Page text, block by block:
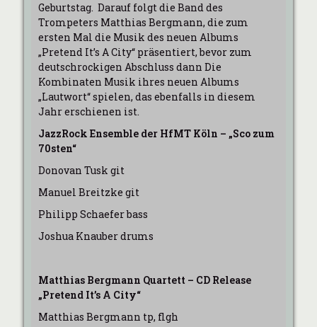
Geburtstag. Darauf folgt die Band des
Trompeters Matthias Bergmann, die zum
ersten Mal die Musik des neuen Albums
„Pretend It’s A City“ präsentiert, bevor zum
deutschrockigen Abschluss dann Die
Kombinaten Musik ihres neuen Albums
„Lautwort“ spielen, das ebenfalls in diesem
Jahr erschienen ist.
JazzRock Ensemble der HfMT Köln – „Sco zum
70sten“
Donovan Tusk git
Manuel Breitzke git
Philipp Schaefer bass
Joshua Knauber drums
Matthias Bergmann Quartett – CD Release
„Pretend It’s A City“
Matthias Bergmann tp, flgh